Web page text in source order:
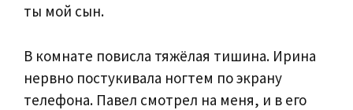
ты мой сын.
В комнате повисла тяжёлая тишина. Ирина
нервно постукивала ногтем по экрану
телефона. Павел смотрел на меня, и в его